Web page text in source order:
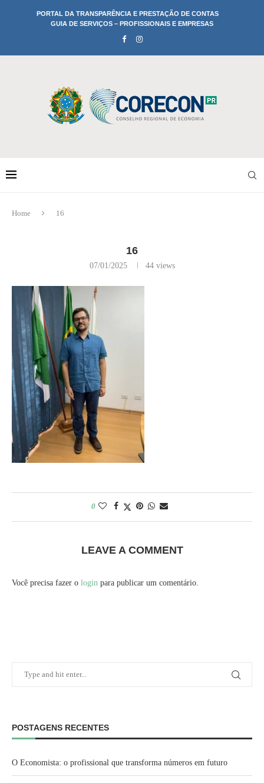
PORTAL DA TRANSPARÊNCIA E PRESTAÇÃO DE CONTAS
GUIA DE SERVIÇOS – PROFISSIONAIS E EMPRESAS
Home 16
16
07/01/2025 44views
0
LEAVE A COMMENT
Você precisa fazer o login para publicar um comentário.
POSTAGENS RECENTES
O Economista: o profissional que transforma números em futuro